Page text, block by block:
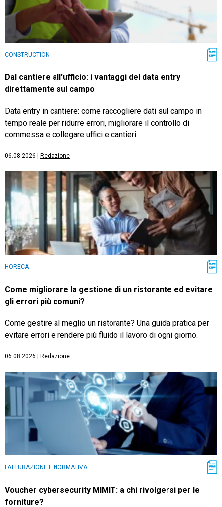
CONSTRUCTION
Dal cantiere all’ufficio: i vantaggi del data entry
direttamente sul campo
Data entry in cantiere: come raccogliere dati sul campo in
tempo reale per ridurre errori, migliorare il controllo di
commessa e collegare uffici e cantieri.
06.08.2026 Redazione
HORECA
Come migliorare la gestione di un ristorante ed evitare
gli errori più comuni?
Come gestire al meglio un ristorante? Una guida pratica per
evitare errori e rendere più fluido il lavoro di ogni giorno.
06.08.2026 Redazione
FATTURAZIONE E NORMATIVA
Voucher cybersecurity MIMIT: a chi rivolgersi per le
forniture?